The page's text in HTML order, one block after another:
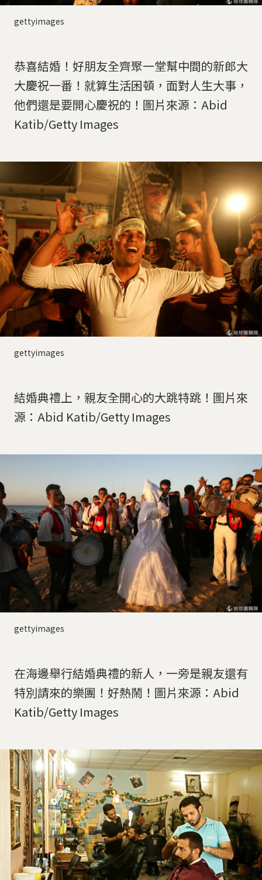
gettyimages
恭喜結婚！好朋友全齊聚一堂幫中間的新郎大
大慶祝一番！就算生活困頓，面對人生大事，
他們還是要開心慶祝的！圖片來源：Abid
Katib/Getty Images
gettyimages
結婚典禮上，親友全開心的大跳特跳！圖片來
源：Abid Katib/Getty Images
gettyimages
在海邊舉行結婚典禮的新人，一旁是親友還有
特別請來的樂團！好熱鬧！圖片來源：Abid
Katib/Getty Images